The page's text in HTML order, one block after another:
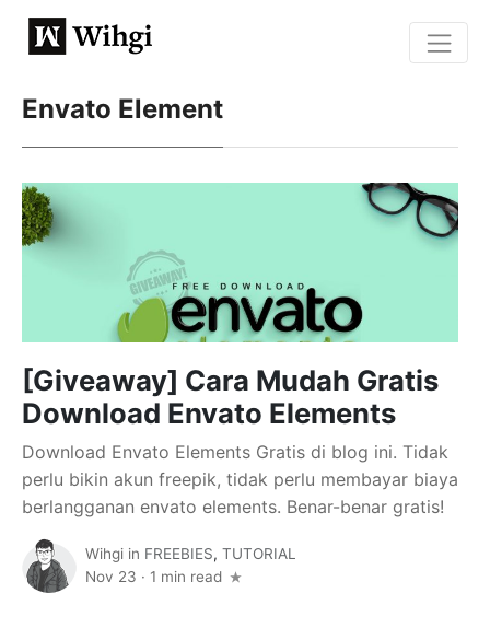
Envato Element
[Giveaway] Cara Mudah Gratis
Download Envato Elements
Download Envato Elements Gratis di blog ini. Tidak
perlu bikin akun freepik, tidak perlu membayar biaya
berlangganan envato elements. Benar-benar gratis!
Wihgi in FREEBIES, TUTORIAL
Nov 23 · 1 min read